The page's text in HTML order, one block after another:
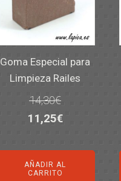
Goma Especial para
Limpieza Railes
14,30€
El
original
era:
11,25€El
actual
AÑADIR AL
CARRITO